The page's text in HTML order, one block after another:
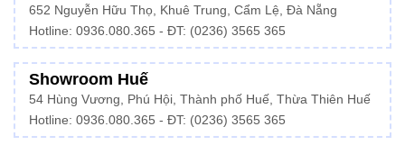
652 Nguyễn Hữu Thọ, Khuê Trung, Cẩm Lệ, Đà Nẵng
Hotline: 0936.080.365 - ĐT: (0236) 3565 365
Showroom Huế
54 Hùng Vương, Phú Hội, Thành phố Huế, Thừa Thiên Huế
Hotline: 0936.080.365 - ĐT: (0236) 3565 365